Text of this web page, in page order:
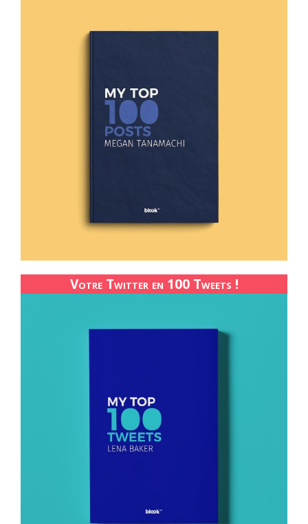
Votre Twitter en 100 Tweets !